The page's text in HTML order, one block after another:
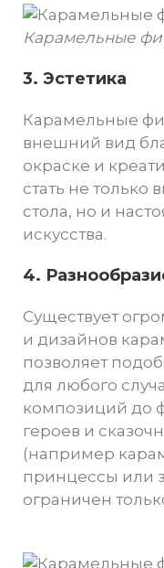
Карамельные
3. Эстетика
Карамельные
внешний вид
окраске и
стать не
стола, но и
искусства.
4.
Существует
и дизайнов
позволяет
для любого
композиций до
героев и
(например
принцессы или
ограничен